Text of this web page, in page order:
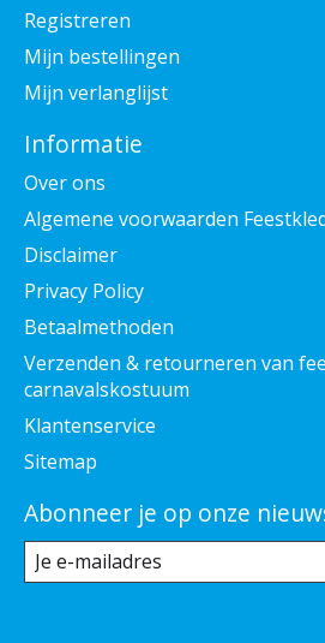
Registreren
Mijn bestellingen
Mijn verlanglijst
Informatie
Over ons
Algemene voorwaarden
Disclaimer
Privacy Policy
Betaalmethoden
Verzenden & retourneren van
carnavalskostuum
Klantenservice
Sitemap
Abonneer je op onze